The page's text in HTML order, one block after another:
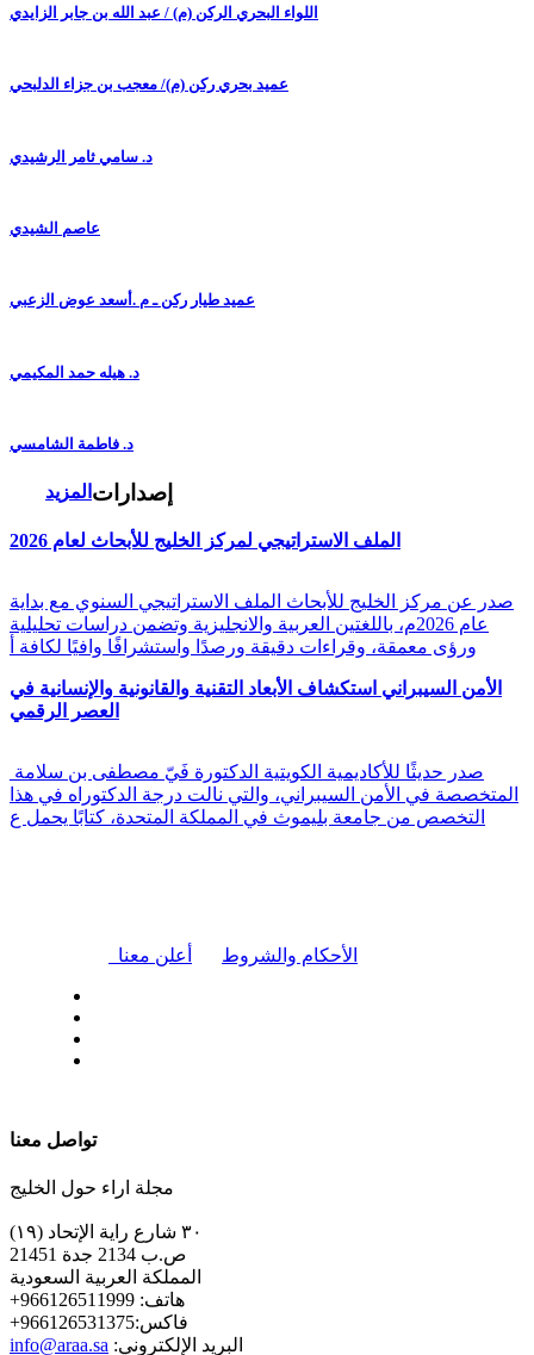
اللواء البحري الركن (م) / عبد الله بن جابر الزايدي
عميد بحري ركن (م)/ معجب بن جزاء الدلبحي
د. سامي ثامر الرشيدي
عاصم الشيدي
عميد طيار ركن ـ م .أسعد عوض الزعبي
د. هيله حمد المكيمي
د. فاطمة الشامسي
المزيد إصدارات
الملف الاستراتيجي لمركز الخليج للأبحاث لعام 2026
صدر عن مركز الخليج للأبحاث الملف الاستراتيجي السنوي مع بداية
عام 2026م، باللغتين العربية والانجليزية وتضمن دراسات تحليلية
ورؤى معمقة، وقراءات دقيقة ورصدًا واستشرافًا وافيًا لكافة أ
الأمن السيبراني استكشاف الأبعاد التقنية والقانونية والإنسانية في
العصر الرقمي
المتخصصة في الأمن السيبراني، والتي نالت درجة الدكتوراه في هذا
التخصص من جامعة بليموث في المملكة المتحدة، كتابًا يحمل ع
أعلن معنا الأحكام والشروط
تواصل معنا
مجلة اراء حول الخليج
٣٠ شارع راية الإتحاد (١٩)
ص.ب 2134 جدة 21451
المملكة العربية السعودية
+هاتف: 966126511999
+فاكس:966126531375
info@araa.sa :البريد الإلكتروني